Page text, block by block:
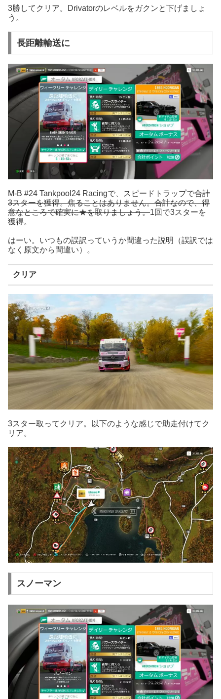
3勝してクリア。Drivatorのレベルをガクンと下げましょ
う。
長距離輸送に
M-B #24 Tankpool24 Racingで、スピードトラップで合計
3スターを獲得。焦ることはありません。合計なので、得
意なところで確実に★を取りましょう。1回で3スターを
獲得。
はーい。いつもの誤訳っていうか間違った説明（誤訳では
なく原文から間違い）。
クリア
3スター取ってクリア。以下のような感じで助走付けてク
リア。
スノーマン